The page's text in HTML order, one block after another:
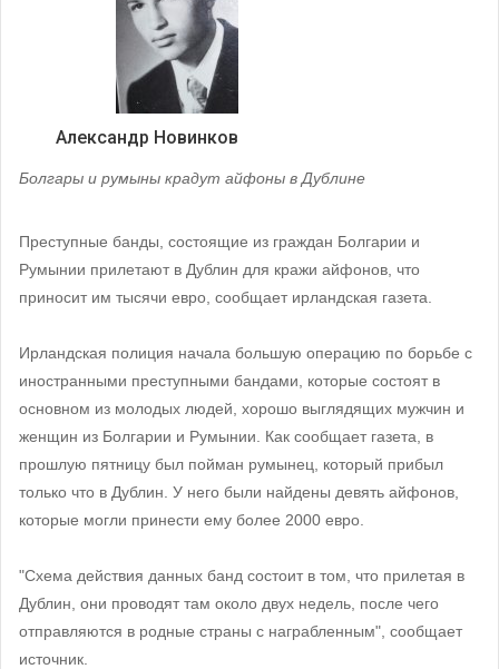
Александр Новинков
Болгары и румыны крадут айфоны в Дублине
Преступные банды, состоящие из граждан Болгарии и
Румынии прилетают в Дублин для кражи айфонов, что
приносит им тысячи евро, сообщает ирландская газета.
Ирландская полиция начала большую операцию по борьбе с
иностранными преступными бандами, которые состоят в
основном из молодых людей, хорошо выглядящих мужчин и
женщин из Болгарии и Румынии. Как сообщает газета, в
прошлую пятницу был пойман румынец, который прибыл
только что в Дублин. У него были найдены девять айфонов,
которые могли принести ему более 2000 евро.
"Схема действия данных банд состоит в том, что прилетая в
Дублин, они проводят там около двух недель, после чего
отправляются в родные страны с награбленным", сообщает
источник.